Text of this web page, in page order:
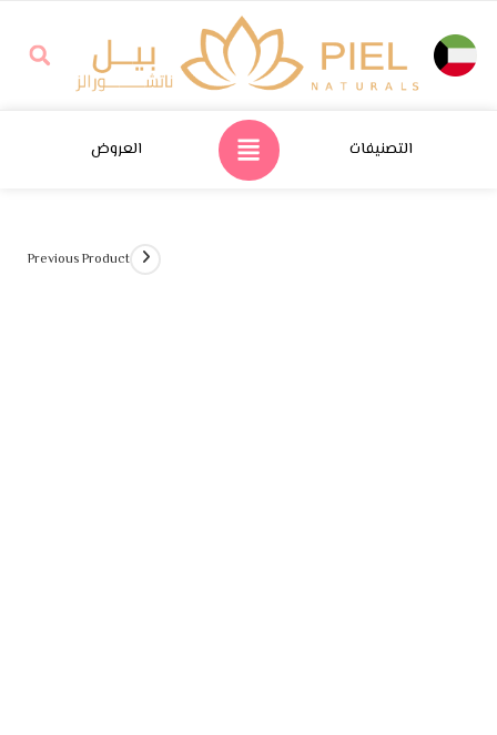
التصنيفات العروض
Previous Product